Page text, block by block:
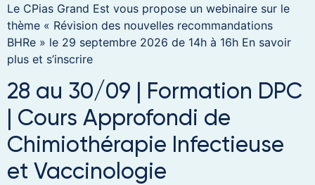
Le CPias Grand Est vous propose un webinaire sur le
thème « Révision des nouvelles recommandations
BHRe » le 29 septembre 2026 de 14h à 16h En savoir
plus et s’inscrire
28 au 30/09 | Formation DPC
| Cours Approfondi de
Chimiothérapie Infectieuse
et Vaccinologie